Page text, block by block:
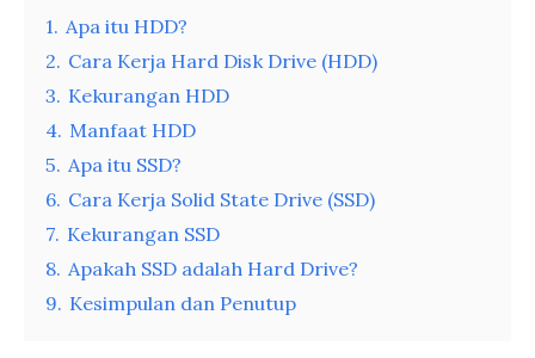
1. Apa itu HDD?
2. Cara Kerja Hard Disk Drive (HDD)
3. Kekurangan HDD
4. Manfaat HDD
5. Apa itu SSD?
6. Cara Kerja Solid State Drive (SSD)
7. Kekurangan SSD
8. Apakah SSD adalah Hard Drive?
9. Kesimpulan dan Penutup